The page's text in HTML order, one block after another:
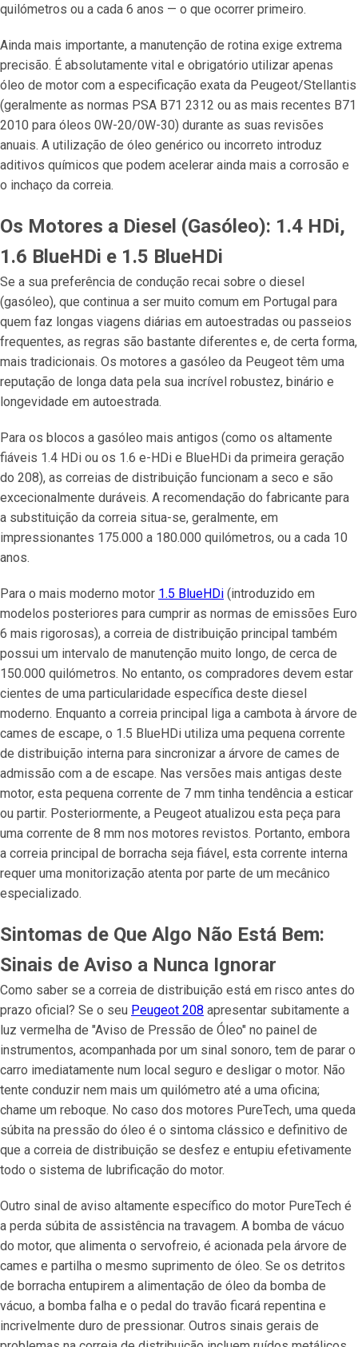
quilómetros ou a cada 6 anos — o que ocorrer primeiro.
Ainda mais importante, a manutenção de rotina exige extrema
precisão. É absolutamente vital e obrigatório utilizar apenas
óleo de motor com a especificação exata da Peugeot/Stellantis
(geralmente as normas PSA B71 2312 ou as mais recentes B71
2010 para óleos 0W-20/0W-30) durante as suas revisões
anuais. A utilização de óleo genérico ou incorreto introduz
aditivos químicos que podem acelerar ainda mais a corrosão e
o inchaço da correia.
Os Motores a Diesel (Gasóleo): 1.4 HDi,
1.6 BlueHDi e 1.5 BlueHDi
Se a sua preferência de condução recai sobre o diesel
(gasóleo), que continua a ser muito comum em Portugal para
quem faz longas viagens diárias em autoestradas ou passeios
frequentes, as regras são bastante diferentes e, de certa forma,
mais tradicionais. Os motores a gasóleo da Peugeot têm uma
reputação de longa data pela sua incrível robustez, binário e
longevidade em autoestrada.
Para os blocos a gasóleo mais antigos (como os altamente
fiáveis 1.4 HDi ou os 1.6 e-HDi e BlueHDi da primeira geração
do 208), as correias de distribuição funcionam a seco e são
excecionalmente duráveis. A recomendação do fabricante para
a substituição da correia situa-se, geralmente, em
impressionantes 175.000 a 180.000 quilómetros, ou a cada 10
anos.
Para o mais moderno motor 1.5 BlueHDi (introduzido em
modelos posteriores para cumprir as normas de emissões Euro
6 mais rigorosas), a correia de distribuição principal também
possui um intervalo de manutenção muito longo, de cerca de
150.000 quilómetros. No entanto, os compradores devem estar
cientes de uma particularidade específica deste diesel
moderno. Enquanto a correia principal liga a cambota à árvore de
cames de escape, o 1.5 BlueHDi utiliza uma pequena corrente
de distribuição interna para sincronizar a árvore de cames de
admissão com a de escape. Nas versões mais antigas deste
motor, esta pequena corrente de 7 mm tinha tendência a esticar
ou partir. Posteriormente, a Peugeot atualizou esta peça para
uma corrente de 8 mm nos motores revistos. Portanto, embora
a correia principal de borracha seja fiável, esta corrente interna
requer uma monitorização atenta por parte de um mecânico
especializado.
Sintomas de Que Algo Não Está Bem:
Sinais de Aviso a Nunca Ignorar
Como saber se a correia de distribuição está em risco antes do
prazo oficial? Se o seu Peugeot 208 apresentar subitamente a
luz vermelha de "Aviso de Pressão de Óleo" no painel de
instrumentos, acompanhada por um sinal sonoro, tem de parar o
carro imediatamente num local seguro e desligar o motor. Não
tente conduzir nem mais um quilómetro até a uma oficina;
chame um reboque. No caso dos motores PureTech, uma queda
súbita na pressão do óleo é o sintoma clássico e definitivo de
que a correia de distribuição se desfez e entupiu efetivamente
todo o sistema de lubrificação do motor.
Outro sinal de aviso altamente específico do motor PureTech é
a perda súbita de assistência na travagem. A bomba de vácuo
do motor, que alimenta o servofreio, é acionada pela árvore de
cames e partilha o mesmo suprimento de óleo. Se os detritos
de borracha entupirem a alimentação de óleo da bomba de
vácuo, a bomba falha e o pedal do travão ficará repentina e
incrivelmente duro de pressionar. Outros sinais gerais de